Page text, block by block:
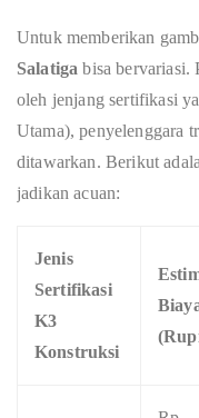
Untuk memberikan
Salatigabisa bervariasi.
oleh jenjang sertifikasi
Utama), penyelenggara
ditawarkan. Berikut
jadikan acuan:
Jenis
Sertifikasi
K3
Konstruksi